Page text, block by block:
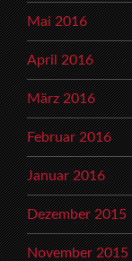
Mai 2016
April 2016
März 2016
Februar 2016
Januar 2016
Dezember 2015
November 2015